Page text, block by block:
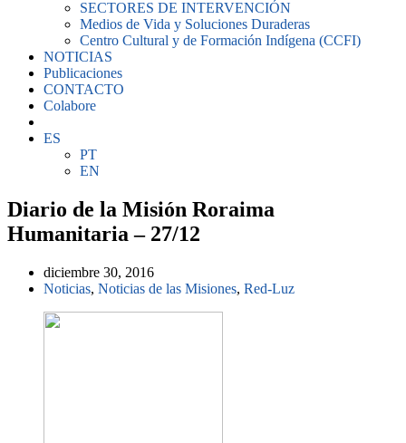
SECTORES DE INTERVENCIÓN
Medios de Vida y Soluciones Duraderas
Centro Cultural y de Formación Indígena (CCFI)
NOTICIAS
Publicaciones
CONTACTO
Colabore
ES
PT
EN
Diario de la Misión Roraima
Humanitaria – 27/12
diciembre 30, 2016
Noticias, Noticias de las Misiones, Red-Luz